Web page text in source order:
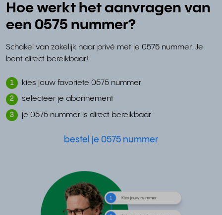
Hoe werkt het aanvragen van
een 0575 nummer?
Schakel van zakelijk naar privé met je 0575 nummer. Je
bent direct bereikbaar!
1 kies jouw favoriete 0575 nummer
2 selecteer je abonnement
3 je 0575 nummer is direct bereikbaar
bestel je 0575 nummer